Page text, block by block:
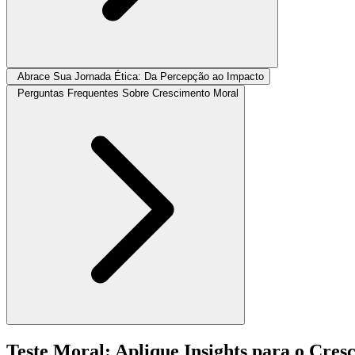
Abrace Sua Jornada Ética: Da Percepção ao Impacto
Perguntas Frequentes Sobre Crescimento Moral
Teste Moral: Aplique Insights para o